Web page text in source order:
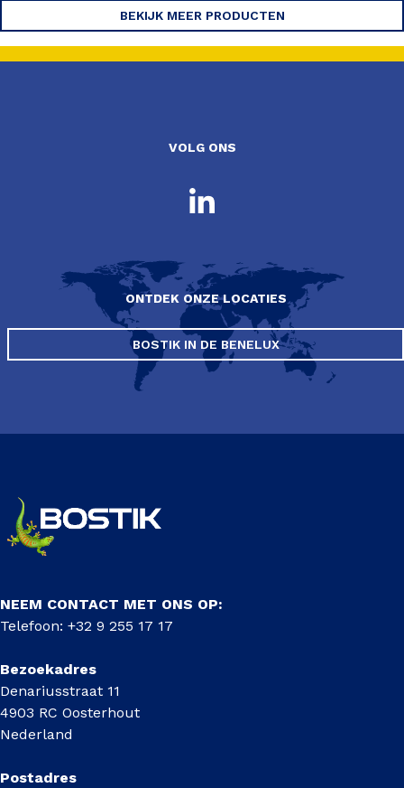
BEKIJK MEER PRODUCTEN
VOLG ONS
ONTDEK ONZE LOCATIES
BOSTIK IN DE BENELUX
NEEM CONTACT MET ONS OP:
Telefoon: +32 9 255 17 17
Bezoekadres
Denariusstraat 11
4903 RC Oosterhout
Nederland
Postadres